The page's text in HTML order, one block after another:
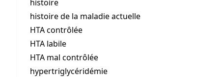
histoire
histoire de la maladie actuelle
HTA contrôlée
HTA labile
HTA mal contrôlée
hypertriglycéridémie